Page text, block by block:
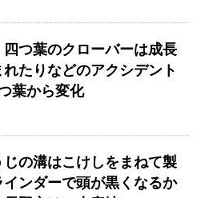
四つ葉のクローバーは成長
たりなどのアクシデント
葉から変化
じの溝はこけしをまねて製
インダーで頭が黒くなるか